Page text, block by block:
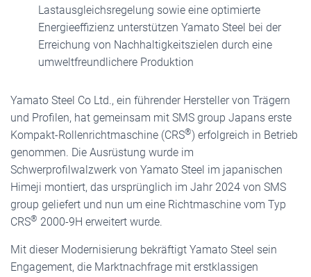
Lastausgleichsregelung sowie eine optimierte
Energieeffizienz unterstützen Yamato Steel bei der
Erreichung von Nachhaltigkeitszielen durch eine
umweltfreundlichere Produktion
Yamato Steel Co Ltd., ein führender Hersteller von Trägern
und Profilen, hat gemeinsam mit SMS group Japans erste
Kompakt-Rollenrichtmaschine (CRS®) erfolgreich in Betrieb
genommen. Die Ausrüstung wurde im
Schwerprofilwalzwerk von Yamato Steel im japanischen
Himeji montiert, das ursprünglich im Jahr 2024 von SMS
group geliefert und nun um eine Richtmaschine vom Typ
CRS® 2000-9H erweitert wurde.
Mit dieser Modernisierung bekräftigt Yamato Steel sein
Engagement, die Marktnachfrage mit erstklassigen